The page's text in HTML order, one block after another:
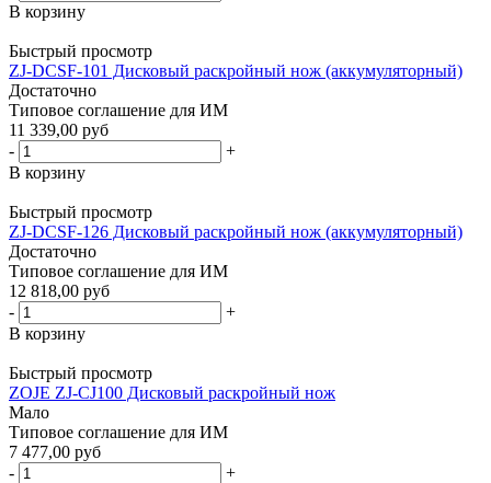
В корзину
Быстрый просмотр
ZJ-DCSF-101 Дисковый раскройный нож (аккумуляторный)
Достаточно
Типовое соглашение для ИМ
11 339,00 руб
-
+
В корзину
Быстрый просмотр
ZJ-DCSF-126 Дисковый раскройный нож (аккумуляторный)
Достаточно
Типовое соглашение для ИМ
12 818,00 руб
-
+
В корзину
Быстрый просмотр
ZOJE ZJ-CJ100 Дисковый раскройный нож
Мало
Типовое соглашение для ИМ
7 477,00 руб
-
+